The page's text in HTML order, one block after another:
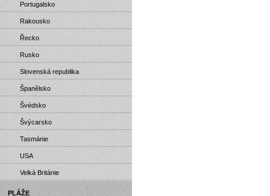
Portugalsko
Rakousko
Řecko
Rusko
Slovenská republika
Španělsko
Švédsko
Švýcarsko
Tasmánie
USA
Velká Británie
PLÁŽE